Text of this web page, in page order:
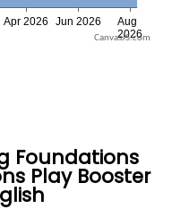
CanvasJS.com
Foundations
Play Booster